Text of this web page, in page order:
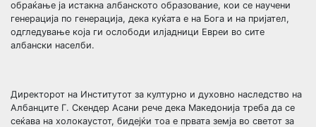
обраќање ја истакна албанското образование, кои се научени
генерација по генерација, дека куќата е на Бога и на пријател,
одгледување која ги ослободи илјадници Евреи во сите
албански населби.
Директорот на Институтот за културно и духовно наследство на
Албанците Г. Скендер Асани рече дека Македонија треба да се
сеќава на холокаустот, бидејќи тоа е првата земја во светот за